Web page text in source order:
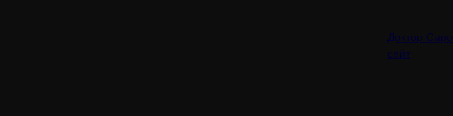
Доктор
сайт